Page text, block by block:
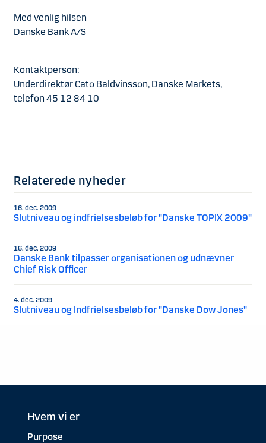
Med venlig hilsen
Danske Bank A/S
Kontaktperson:
Underdirektør Cato Baldvinsson, Danske Markets,
telefon 45 12 84 10
Relaterede nyheder
16. dec. 2009
Slutniveau og indfrielsesbeløb for "Danske TOPIX 2009"
16. dec. 2009
Danske Bank tilpasser organisationen og udnævner
Chief Risk Officer
4. dec. 2009
Slutniveau og Indfrielsesbeløb for "Danske Dow Jones"
Hvem vi er
Purpose